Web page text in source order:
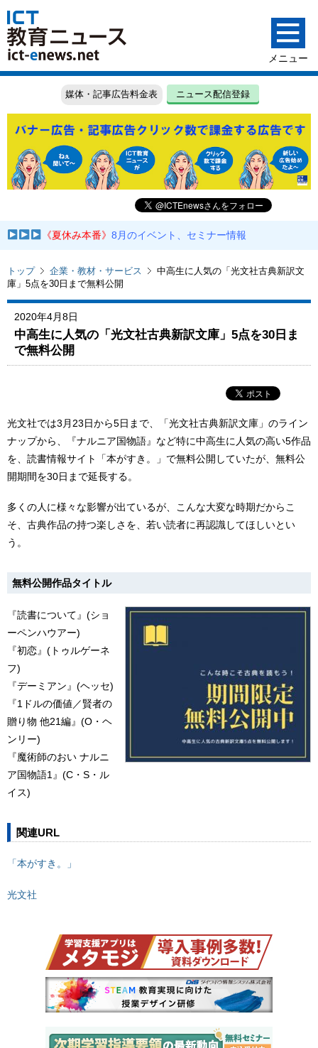
媒体・記事広告料金表 ニュース配信登録
《夏休み本番》8月のイベント、セミナー情報
トップ 企業・教材・サービス
中高生に人気の「光文社古典新訳文
庫」5点を30日まで無料公開
2020年4月8日
中高生に人気の「光文社古典新訳文庫」5点を30日ま
で無料公開
光文社では3月23日から5日まで、「光文社古典新訳文庫」のライン
ナップから、『ナルニア国物語』など特に中高生に人気の高い5作品
を、読書情報サイト「本がすき。」で無料公開していたが、無料公
開期間を30日まで延長する。
多くの人に様々な影響が出ているが、こんな大変な時期だからこ
そ、古典作品の持つ楽しさを、若い読者に再認識してほしいとい
う。
無料公開作品タイトル
『読書について』(ショ
ーペンハウアー)
『初恋』(トゥルゲーネ
フ)
『デーミアン』(ヘッセ)
『1ドルの価値／賢者の
贈り物 他21編』(O・ヘ
ンリー)
『魔術師のおい ナルニ
ア国物語1』(C・S・ル
イス)
関連URL
「本がすき。」
光文社